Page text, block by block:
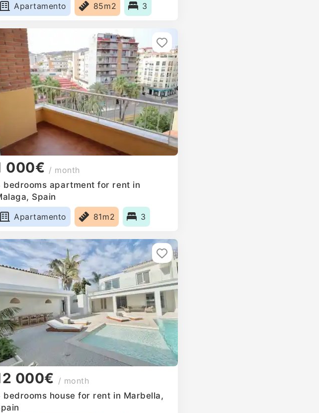
Apartamento
85m2 3
000€ / month
bedrooms apartment for rent in
Spain
Apartamento
81m2 3
000€ / month
bedrooms house for rent in Marbella,